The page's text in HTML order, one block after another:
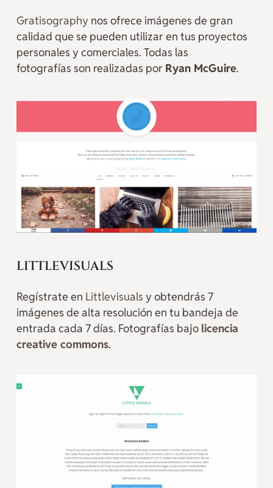
Gratisography nos ofrece imágenes de gran
calidad que se pueden utilizar en tus proyectos
personales y comerciales. Todas las
fotografías son realizadas por Ryan McGuire.
LITTLEVISUALS
Regístrate en Littlevisuals y obtendrás 7
imágenes de alta resolución en tu bandeja de
entrada cada 7 días. Fotografías bajo licencia
creative commons.